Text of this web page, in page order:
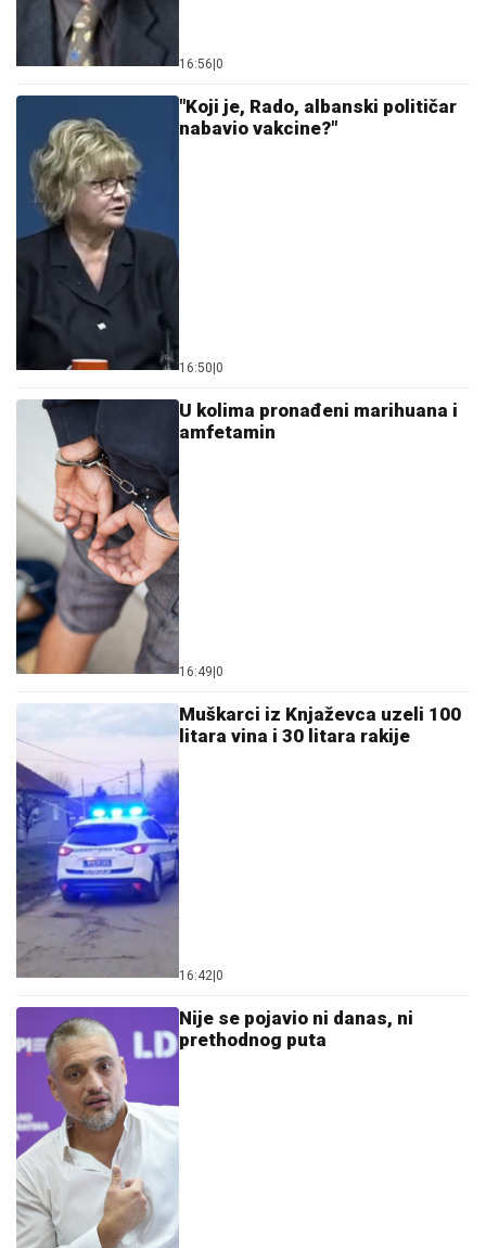
16:56 0
"Koji je, Rado, albanski političar
nabavio vakcine?"
16:50 0
U kolima pronađeni marihuana i
amfetamin
16:49 0
Muškarci iz Knjaževca uzeli 100
litara vina i 30 litara rakije
16:42 0
Nije se pojavio ni danas, ni
prethodnog puta